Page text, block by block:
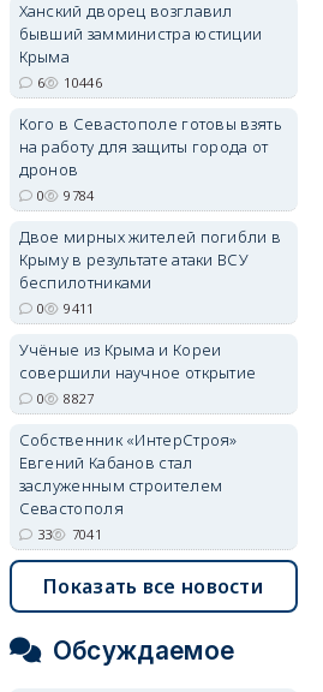
Балаклава
В Севастополе утвердили
проект застройки центра
Балаклавы
Там появится туристический
квартал с отелями и
парковками.
05/08/2026 08:01 5682
erid: 2SDnjdvhGXG
Ханский дворец возглавил
бывший замминистра юстиции
Крыма
6 10446
Кого в Севастополе готовы взять
на работу для защиты города от
дронов
0 9784
Двое мирных жителей погибли в
Крыму в результате атаки ВСУ
беспилотниками
0 9411
Учёные из Крыма и Кореи
совершили научное открытие
0 8827
Собственник «ИнтерСтроя»
Евгений Кабанов стал
заслуженным строителем
Севастополя
33 7041
Показать все новости
Обсуждаемое